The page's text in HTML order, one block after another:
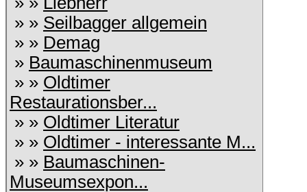
» » Seilbagger allgemein
» » Demag
» Baumaschinenmuseum
» » Oldtimer
Restaurationsber...
» » Oldtimer Literatur
» » Oldtimer - interessante M...
» » Baumaschinen-
Museumsexpon...